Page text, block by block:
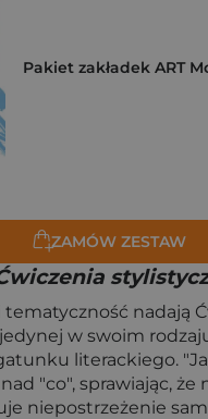
Pakiet zakładek ART
ZAMÓW ZESTAW
tematyczność nadają
w swoim
literackiego.
"co", sprawiając, że
niepostrzeżenie